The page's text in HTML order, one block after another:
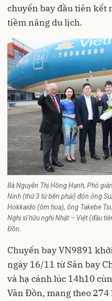
chuyến bay đầu tiên kết
tiềm năng du lịch.
Bà Nguyễn Thị Hồng Hạnh, Phó
Ninh (thứ 3 từ bên phải) đón ông
Hokkaido (ôm hoa), ông Takebe
Nghị sĩ hữu nghị Nhật – Việt (đầu
Đồn.
Chuyến bay VN9891
ngày 16/11 từ Sân bay
và hạ cánh lúc 14h10
Vân Đồn, mang theo